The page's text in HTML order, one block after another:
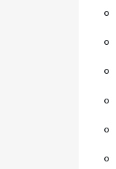
⚬
⚬
⚬
⚬
⚬
⚬